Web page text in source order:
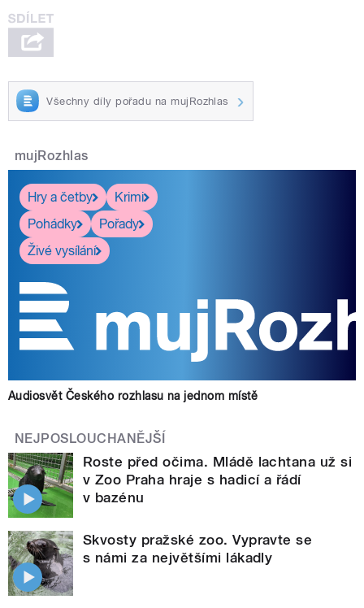
Všechny díly pořadu na mujRozhlas
mujRozhlas
Hry a četby
Krimi
Pohádky
Pořady
Živé vysílání
Audiosvět Českého rozhlasu na jednom místě
NEJPOSLOUCHANĚJŠÍ
Roste před očima. Mládě lachtana už si
v Zoo Praha hraje s hadicí a řádí
v bazénu
Skvosty pražské zoo. Vypravte se
s námi za největšími lákadly